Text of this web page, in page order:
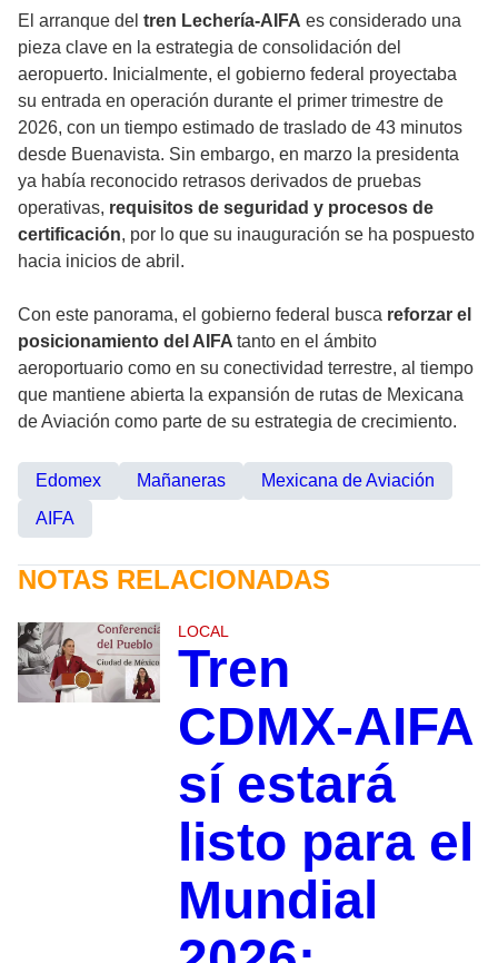
El arranque del tren Lechería-AIFA es considerado una
pieza clave en la estrategia de consolidación del
aeropuerto. Inicialmente, el gobierno federal proyectaba
su entrada en operación durante el primer trimestre de
2026, con un tiempo estimado de traslado de 43 minutos
desde Buenavista. Sin embargo, en marzo la presidenta
ya había reconocido retrasos derivados de pruebas
operativas, requisitos de seguridad y procesos de
certificación, por lo que su inauguración se ha pospuesto
hacia inicios de abril.
Con este panorama, el gobierno federal busca reforzar el
posicionamiento del AIFA tanto en el ámbito
aeroportuario como en su conectividad terrestre, al tiempo
que mantiene abierta la expansión de rutas de Mexicana
de Aviación como parte de su estrategia de crecimiento.
Edomex Mañaneras
Mexicana de Aviación
AIFA
NOTAS RELACIONADAS
LOCAL
Tren
CDMX-AIFA
sí estará
listo para el
Mundial